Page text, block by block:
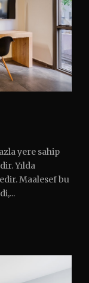
yere sahip
Yılda
Maalesef bu